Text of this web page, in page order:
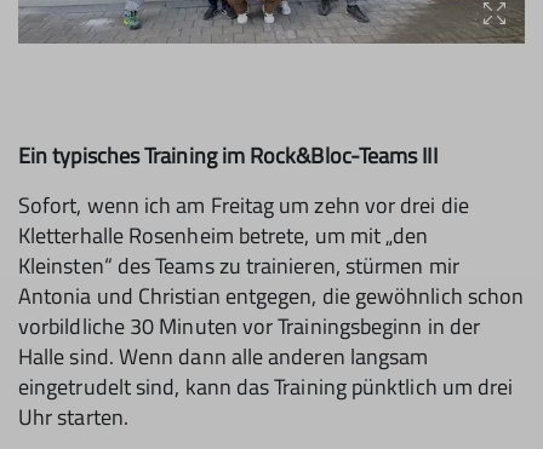
Ein typisches Training im Rock&Bloc-Teams III
Sofort, wenn ich am Freitag um zehn vor drei die
Kletterhalle Rosenheim betrete, um mit „den
Kleinsten“ des Teams zu trainieren, stürmen mir
Antonia und Chris­tian entgegen, die gewöhnlich schon
vorbildliche 30 Minuten vor Trainingsbeginn in der
Halle sind. Wenn dann alle anderen langsam
eingetrudelt sind, kann das Training pünktlich um drei
Uhr starten.